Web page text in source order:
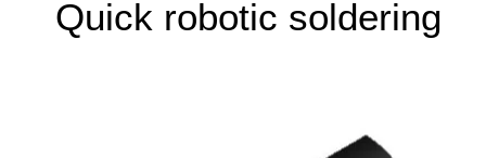
Quick robotic soldering